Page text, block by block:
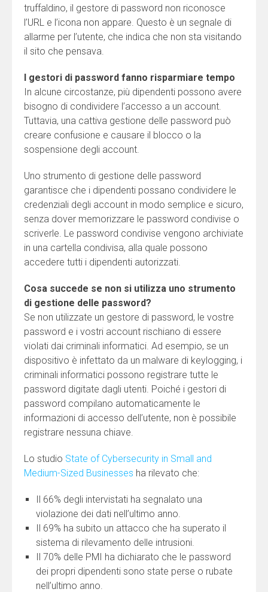
truffaldino, il gestore di password non riconosce
l’URL e l’icona non appare. Questo è un segnale di
allarme per l’utente, che indica che non sta visitando
il sito che pensava.
I gestori di password fanno risparmiare tempo
In alcune circostanze, più dipendenti possono avere
bisogno di condividere l’accesso a un account.
Tuttavia, una cattiva gestione delle password può
creare confusione e causare il blocco o la
sospensione degli account.
Uno strumento di gestione delle password
garantisce che i dipendenti possano condividere le
credenziali degli account in modo semplice e sicuro,
senza dover memorizzare le password condivise o
scriverle. Le password condivise vengono archiviate
in una cartella condivisa, alla quale possono
accedere tutti i dipendenti autorizzati.
Cosa succede se non si utilizza uno strumento
di gestione delle password?
Se non utilizzate un gestore di password, le vostre
password e i vostri account rischiano di essere
violati dai criminali informatici. Ad esempio, se un
dispositivo è infettato da un malware di keylogging, i
criminali informatici possono registrare tutte le
password digitate dagli utenti. Poiché i gestori di
password compilano automaticamente le
informazioni di accesso dell’utente, non è possibile
registrare nessuna chiave.
Lo studio State of Cybersecurity in Small and
Medium-Sized Businesses ha rilevato che:
Il 66% degli intervistati ha segnalato una
violazione dei dati nell’ultimo anno.
Il 69% ha subito un attacco che ha superato il
sistema di rilevamento delle intrusioni.
Il 70% delle PMI ha dichiarato che le password
dei propri dipendenti sono state perse o rubate
nell’ultimo anno.